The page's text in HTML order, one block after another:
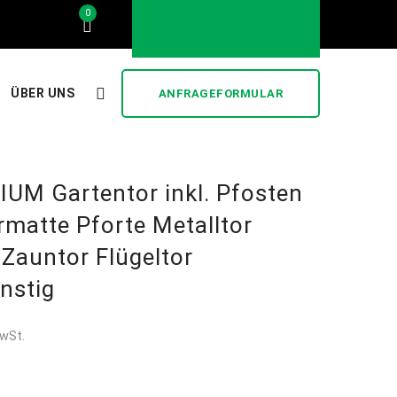
0
ÜBER UNS ANFRAGEFORMULAR
Gartentor inkl. Pfosten
Pforte Metalltor
Flügeltor